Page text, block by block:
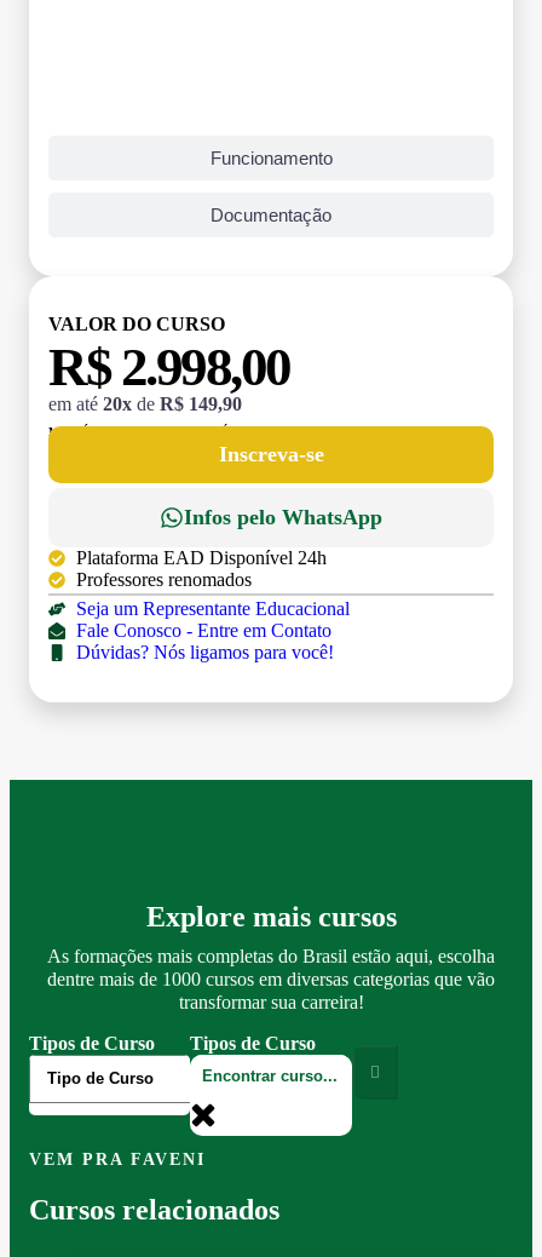
Funcionamento
Documentação
VALOR DO CURSO
R$ 2.998,00
em até 20x de R$ 149,90
MATRÍCULA:
Inscreva-se
Infos pelo WhatsApp
Plataforma EAD Disponível 24h
Professores renomados
Seja um Representante Educacional
Fale Conosco - Entre em Contato
Dúvidas? Nós ligamos para você!
Explore mais cursos
As formações mais completas do Brasil estão aqui, escolha
dentre mais de 1000 cursos em diversas categorias que vão
transformar sua carreira!
Tipos de Curso
Tipos de Curso
VEM PRA FAVENI
Cursos relacionados